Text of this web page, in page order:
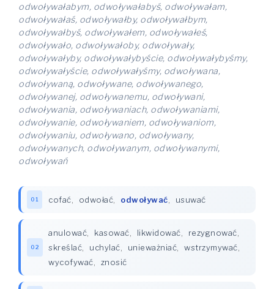
odwoływałabym, odwoływałabyś, odwoływałam,
odwoływałaś, odwoływałby, odwoływałbym,
odwoływałbyś, odwoływałem, odwoływałeś,
odwoływało, odwoływałoby, odwoływały,
odwoływałyby, odwoływałybyście, odwoływałybyśmy,
odwoływałyście, odwoływałyśmy, odwoływana,
odwoływaną, odwoływane, odwoływanego,
odwoływanej, odwoływanemu, odwoływani,
odwoływania, odwoływaniach, odwoływaniami,
odwoływanie, odwoływaniem, odwoływaniom,
odwoływaniu, odwoływano, odwoływany,
odwoływanych, odwoływanym, odwoływanymi,
odwoływań
01 cofać odwołać odwoływać usuwać
02
anulować kasować likwidować rezygnować
skreślać
uchylać unieważniać wstrzymywać
wycofywać
znosić